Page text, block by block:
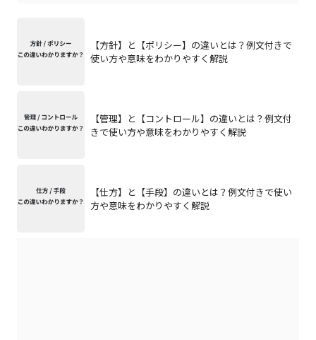
【方針】と【ポリシー】の違いとは？例文付きで
使い方や意味をわかりやすく解説
【管理】と【コントロール】の違いとは？例文付
きで使い方や意味をわかりやすく解説
【仕方】と【手段】の違いとは？例文付きで使い
方や意味をわかりやすく解説